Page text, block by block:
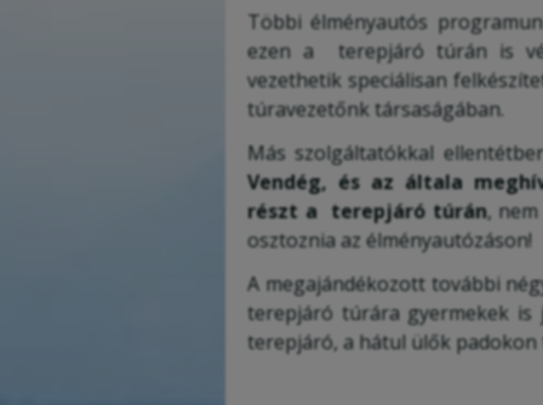
Többi élményautós
ezen a terepjáró túrán is
vezethetik speciálisan
túravezetőnk társaságában.
Más szolgáltatókkal
Vendég, és az általa
részt a terepjáró túrán,
osztoznia az élményautózáson!
A megajándékozott további
terepjáró túrára gyermekek is
terepjáró, a hátul ülők